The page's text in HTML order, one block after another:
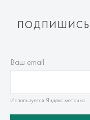
Ваш email
Используется Яндекс метрика